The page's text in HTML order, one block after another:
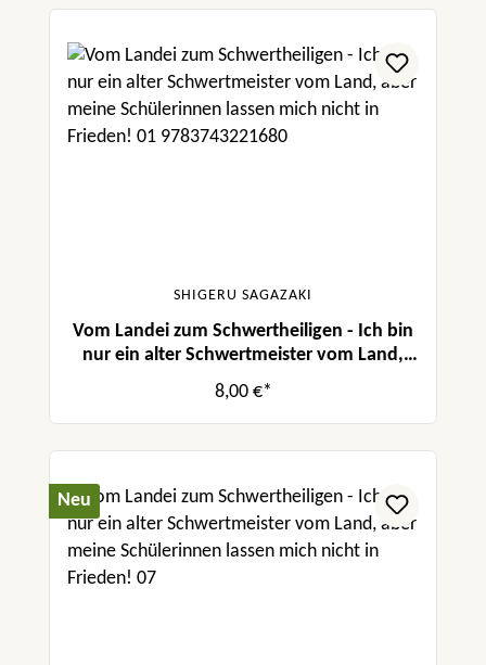
SHIGERU SAGAZAKI
Vom Landei zum Schwertheiligen - Ich bin
nur ein alter Schwertmeister vom Land,
aber meine Schülerinnen lassen mich nicht
in Frieden! 01
8,00 €*
Neu